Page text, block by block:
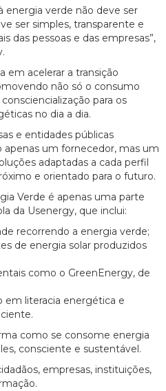
energia verde não deve ser
ser simples, transparente e
das pessoas e das empresas”,
em acelerar a transição
não só o consumo
para os
no dia a dia.
e entidades públicas
um fornecedor, mas um
adaptadas a cada perfil
e orientado para o futuro.
Verde é apenas uma parte
da Usenergy, que inclui:
recorrendo a energia verde;
de energia solar produzidos
como o GreenEnergy, de
literacia energética e
como se consome energia
consciente e sustentável.
empresas, instituições,